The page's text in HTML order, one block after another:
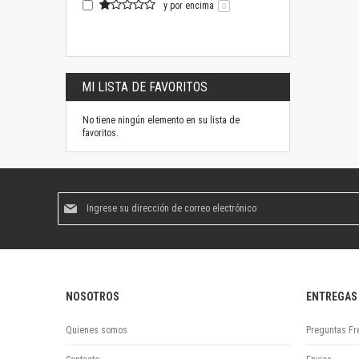
y por encima 0
MI LISTA DE FAVORITOS
No tiene ningún elemento en su lista de
favoritos.
boletín
NOSOTROS
Quienes somos
ENTREGAS
Preguntas